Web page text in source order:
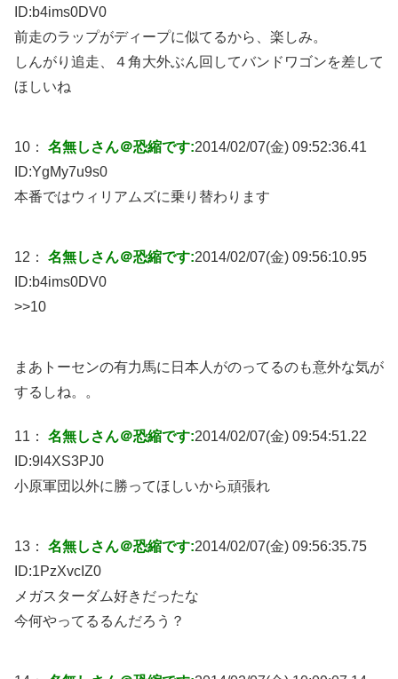
ID:b4ims0DV0
前走のラップがディープに似てるから、楽しみ。
しんがり追走、４角大外ぶん回してバンドワゴンを差して
ほしいね
10： 名無しさん＠恐縮です:2014/02/07(金) 09:52:36.41
ID:YgMy7u9s0
本番ではウィリアムズに乗り替わります
12： 名無しさん＠恐縮です:2014/02/07(金) 09:56:10.95
ID:b4ims0DV0
>>10
まあトーセンの有力馬に日本人がのってるのも意外な気が
するしね。。
11： 名無しさん＠恐縮です:2014/02/07(金) 09:54:51.22
ID:9l4XS3PJ0
小原軍団以外に勝ってほしいから頑張れ
13： 名無しさん＠恐縮です:2014/02/07(金) 09:56:35.75
ID:1PzXvcIZ0
メガスターダム好きだったな
今何やってるるんだろう？